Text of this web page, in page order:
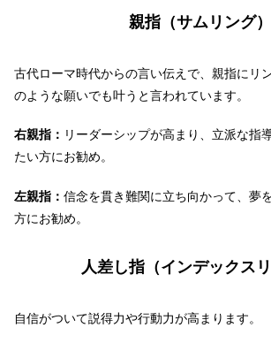
親指（サムリング）
古代ローマ時代からの言い伝えで、親指にリ
のような願いでも叶うと言われています。
右親指： リーダーシップが高まり、立派な指
たい方にお勧め。
左親指： 信念を貫き難関に立ち向かって、夢
方にお勧め。
人差し指（インデックスリ
自信がついて説得力や行動力が高まります。